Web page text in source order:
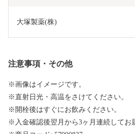
大塚製薬(株)
注意事項・その他
※画像はイメージです。
※直射日光・高温をさけてください。
※開栓後はすぐにお飲みください。
※入金確認後翌月から3ヶ月連続してお